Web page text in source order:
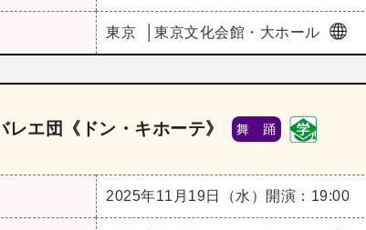
東京 東京文化会館・大ホール
レエ団《ドン・キホーテ》 舞 踊
2025年11月19日（水） 開演：19:00